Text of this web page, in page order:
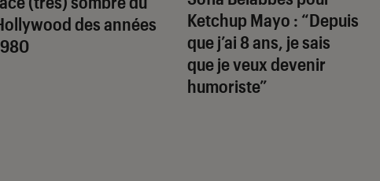
des années
Ketchup Mayo : “Depuis
que j’ai 8 ans, je sais
que je veux devenir
humoriste”